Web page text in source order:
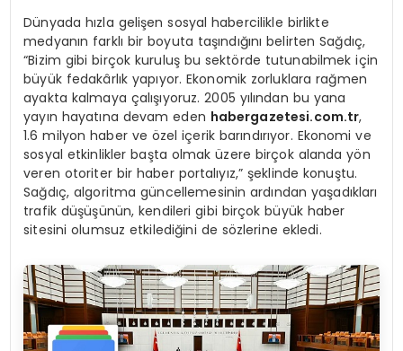
Dünyada hızla gelişen sosyal habercilikle birlikte
medyanın farklı bir boyuta taşındığını belirten Sağdıç,
“Bizim gibi birçok kuruluş bu sektörde tutunabilmek için
büyük fedakârlık yapıyor. Ekonomik zorluklara rağmen
ayakta kalmaya çalışıyoruz. 2005 yılından bu yana
yayın hayatına devam eden habergazetesi.com.tr,
1.6 milyon haber ve özel içerik barındırıyor. Ekonomi ve
sosyal etkinlikler başta olmak üzere birçok alanda yön
veren otoriter bir haber portalıyız,” şeklinde konuştu.
Sağdıç, algoritma güncellemesinin ardından yaşadıkları
trafik düşüşünün, kendileri gibi birçok büyük haber
sitesini olumsuz etkilediğini de sözlerine ekledi.